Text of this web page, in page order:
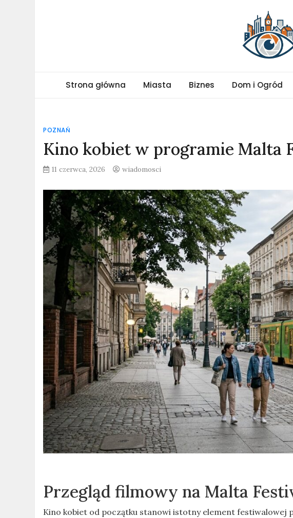
obserwatormiejski.pl
Strona główna Miasta Biznes Dom i Ogród
POZNAŃ
Kino kobiet w programie Malta
11 czerwca, 2026 wiadomosci
Przegląd filmowy na Malta
Kino kobiet od początku stanowi istotny element festiwalowej